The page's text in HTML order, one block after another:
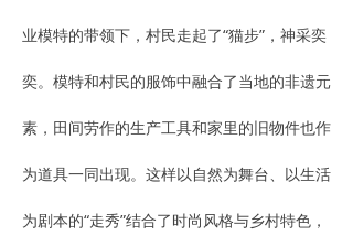
业模特的带领下，村民走起了“猫步”，神采奕
奕。模特和村民的服饰中融合了当地的非遗元
素，田间劳作的生产工具和家里的旧物件也作
为道具一同出现。这样以自然为舞台、以生活
为剧本的“走秀”结合了时尚风格与乡村特色，